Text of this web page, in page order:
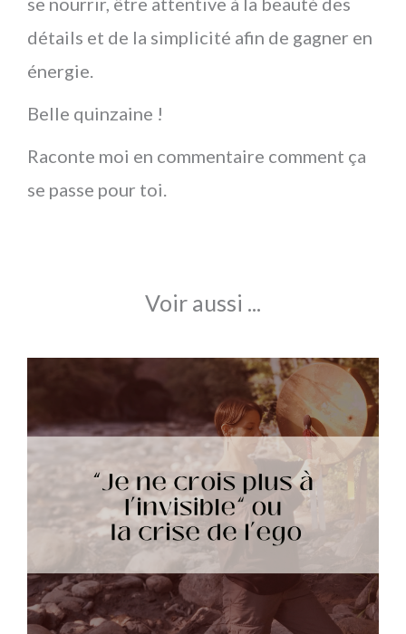
détails et de la simplicité afin de gagner en
énergie.
Belle quinzaine !
Raconte moi en commentaire comment ça
se passe pour toi.
Voir aussi ...